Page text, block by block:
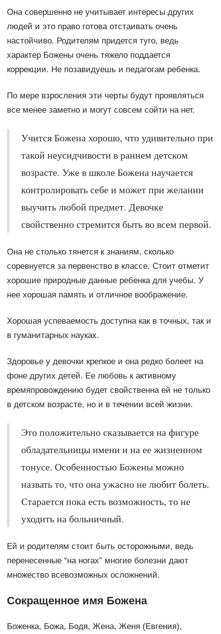
Она совершенно не учитывает интересы других
людей и это право готова отстаивать очень
настойчиво. Родителям придется туго, ведь
характер Божены очень тяжело поддается
коррекции. Не позавидуешь и педагогам ребенка.
По мере взросления эти черты будут проявляться
все менее заметно и могут совсем сойти на нет.
Учится Божена хорошо, что удивительно при
такой неусидчивости в раннем детском
возрасте. Уже в школе Божена научается
контролировать себе и может при желании
выучить любой предмет. Девочке
свойственно стремится быть во всем первой.
Она не столько тянется к знаниям, сколько
соревнуется за первенство в классе. Стоит отметит
хорошие природные данные ребенка для учебы. У
нее хорошая память и отличное воображение.
Хорошая успеваемость доступна как в точных, так и
в гуманитарных науках.
Здоровье у девочки крепкое и она редко болеет на
фоне других детей. Ее любовь к активному
времяпровождению будет свойственна ей не только
в детском возрасте, но и в течении всей жизни.
Это положительно сказывается на фигуре
обладательницы имени и на ее жизненном
тонусе. Особенностью Божены можно
назвать то, что она ужасно не любит болеть.
Старается пока есть возможность, то не
уходить на больничный.
Ей и родителям стоит быть осторожными, ведь
перенесенные “на ногах” многие болезни дают
множество всевозможных осложнений.
Сокращенное имя Божена
Боженка, Божа, Бодя, Жена, Женя (Евгения),